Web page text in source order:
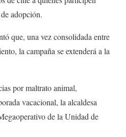
adopción.
que, una vez consolidada entre
la campaña se extenderá a la
por maltrato animal,
vacacional, la alcaldesa
de la Unidad de